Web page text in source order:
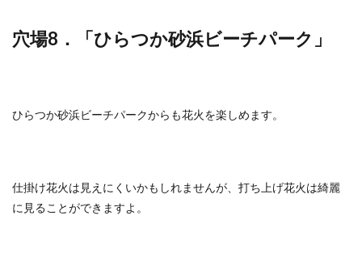
穴場8．「ひらつか砂浜ビーチパーク」
ひらつか砂浜ビーチパークからも花火を楽しめます。
仕掛け花火は見えにくいかもしれませんが、打ち上げ花火は綺麗
に見ることができますよ。